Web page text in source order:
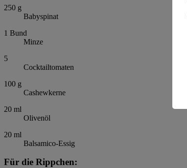
250 g
Babyspinat
1 Bund
Minze
5
Cocktailtomaten
100 g
Cashewkerne
20 ml
Olivenöl
20 ml
Balsamico-Essig
Für die Rippchen: